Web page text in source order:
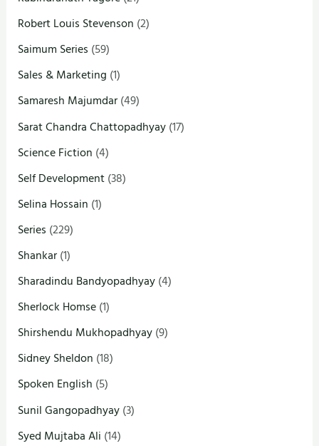
Robert Louis Stevenson (2)
Saimum Series (59)
Sales & Marketing (1)
Samaresh Majumdar(49)
Sarat Chandra Chattopadhyay(17)
Science Fiction (4)
Self Development(38)
Selina Hossain (1)
Series (229)
Shankar(1)
Sharadindu Bandyopadhyay(4)
Sherlock Homse(1)
Shirshendu Mukhopadhyay(9)
Sidney Sheldon (18)
Spoken English (5)
Sunil Gangopadhyay(3)
Syed Mujtaba Ali (14)